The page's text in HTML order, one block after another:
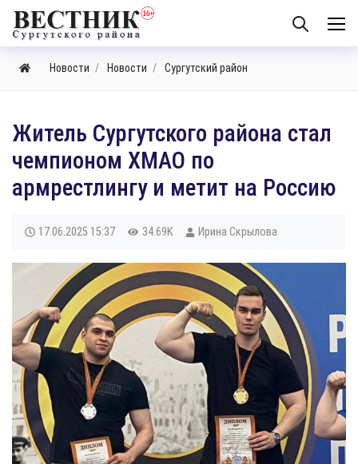
Новости Новости Сургутский район
​Житель Сургутского района стал
чемпионом ХМАО по
армрестлингу и метит на Россию
17.06.2025 15:37 34.69K Ирина Скрылова